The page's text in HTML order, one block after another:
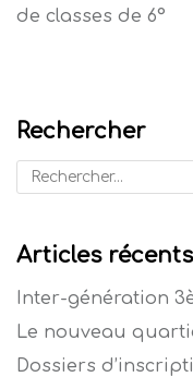
de classes de 6°
Rechercher
Articles récents
Inter-génération
Le nouveau
Dossiers